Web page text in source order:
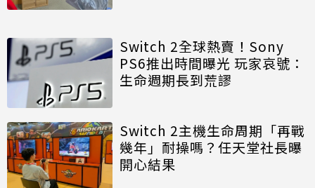
Switch 2全球熱賣！Sony
PS6推出時間曝光 玩家哀號：
生命週期長到荒謬
Switch 2主機生命周期「再戰
幾年」耐操嗎？任天堂社長曝
開心結果